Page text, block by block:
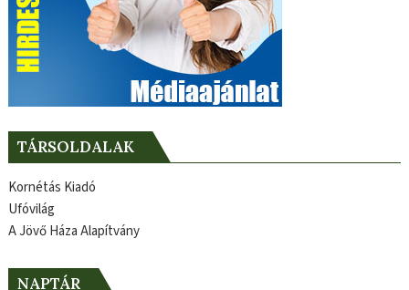
TÁRSOLDALAK
Kornétás Kiadó
Ufóvilág
A Jövő Háza Alapítvány
NAPTÁR